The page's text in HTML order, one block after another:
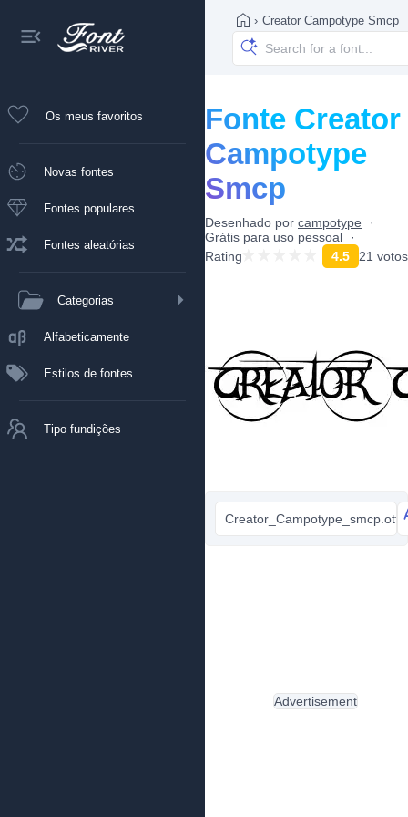
Os meus favoritos
Novas fontes
Fontes populares
Fontes aleatórias
Categorias
Alfabeticamente
Estilos de fontes
Tipo fundições
› Creator Campotype Smcp
Fonte Creator
Campotype
Smcp
Desenhado por campotype
Grátis para uso pessoal
Rating
4.5 21 votos
Creator_Campotype_smcp.otf
Advertisement